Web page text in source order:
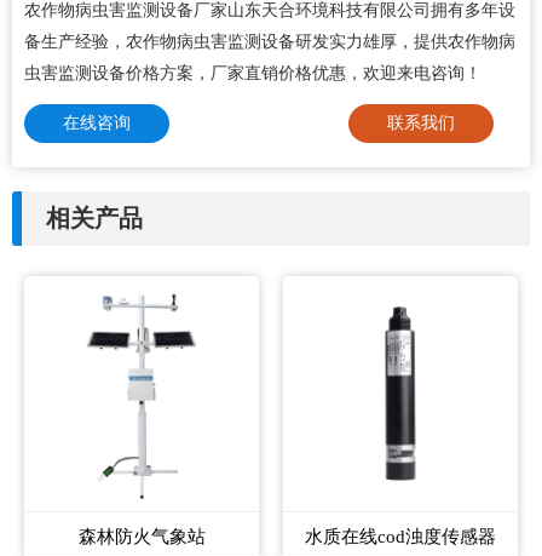
农作物病虫害监测设备厂家山东天合环境科技有限公司拥有多年设
备生产经验，农作物病虫害监测设备研发实力雄厚，提供农作物病
虫害监测设备价格方案，厂家直销价格优惠，欢迎来电咨询！
在线咨询 联系我们
相关产品
森林防火气象站 水质在线cod浊度传感器